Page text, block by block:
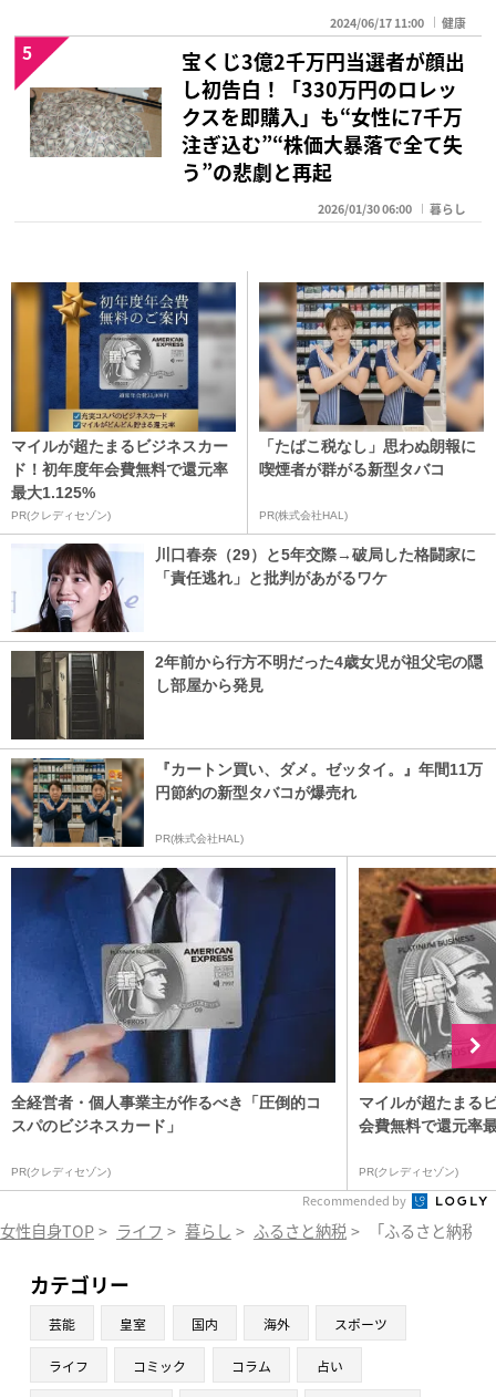
2024/06/17 11:00 健康
宝くじ3億2千万円当選者が顔出
し初告白！「330万円のロレッ
クスを即購入」も“女性に7千万
注ぎ込む”“株価大暴落で全て失
う”の悲劇と再起
2026/01/30 06:00 暮らし
5
マイルが超たまるビジネスカー
ド！初年度年会費無料で還元率
最大1.125%
PR(クレディセゾン)
「たばこ税なし」思わぬ朗報に
喫煙者が群がる新型タバコ
PR(株式会社HAL)
川口春奈（29）と5年交際→破局した格闘家に
「責任逃れ」と批判があがるワケ
2年前から行方不明だった4歳女児が祖父宅の隠
し部屋から発見
『カートン買い、ダメ。ゼッタイ。』年間11万
円節約の新型タバコが爆売れ
PR(株式会社HAL)
全経営者・個人事業主が作るべき「圧倒的コ
スパのビジネスカード」
PR(クレディセゾン)
マイルが超たまる
会費無料で還元率
PR(クレディセゾン)
Recommended by
女性自身TOP > ライフ > 暮らし > ふるさと納税 > 「ふるさと納税
カテゴリー
芸能 皇室 国内 海外 スポーツ
ライフ コミック コラム 占い